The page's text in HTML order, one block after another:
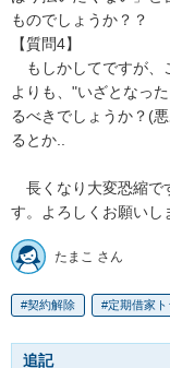
ものでしょうか？？
【質問4】
もしかしてですが、
よりも、"いざとなっ
るべきでしょうか？(
るとか..
長くなり大変恐縮で
す。よろしくお願いし
たまこ さん
契約解除 定期借家
追記